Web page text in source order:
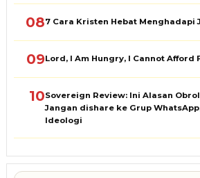
087 Cara Kristen Hebat Menghadapi
09Lord, I Am Hungry, I Cannot Afford
10Sovereign Review: Ini Alasan
Jangan dishare ke Grup
Ideologi